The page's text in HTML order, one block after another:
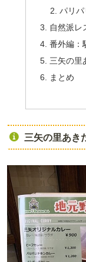
パリ
自然派レ
番外編：
三矢の里
まとめ
三矢の里あき